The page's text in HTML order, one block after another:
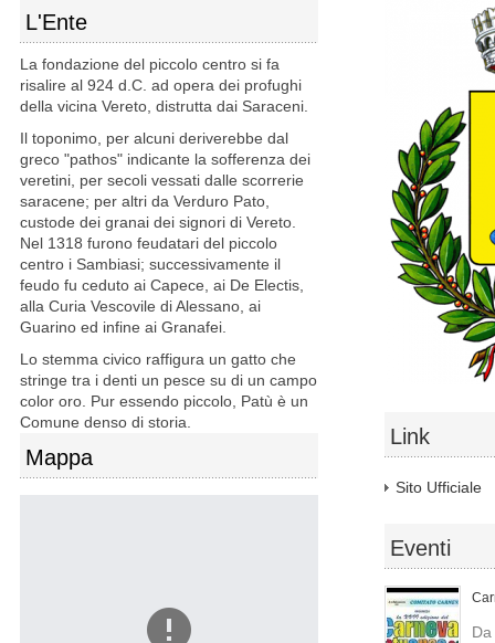
Link
Sito Ufficiale
Eventi
L'Ente
La fondazione del piccolo centro si fa
risalire al 924 d.C. ad opera dei profughi
della vicina Vereto, distrutta dai Saraceni.
Il toponimo, per alcuni deriverebbe dal
greco "pathos" indicante la sofferenza dei
veretini, per secoli vessati dalle scorrerie
saracene; per altri da Verduro Pato,
custode dei granai dei signori di Vereto.
Nel 1318 furono feudatari del piccolo
centro i Sambiasi; successivamente il
feudo fu ceduto ai Capece, ai De Electis,
alla Curia Vescovile di Alessano, ai
Guarino ed infine ai Granafei.
Lo stemma civico raffigura un gatto che
stringe tra i denti un pesce su di un campo
color oro. Pur essendo piccolo, Patù è un
Comune denso di storia.
Mappa